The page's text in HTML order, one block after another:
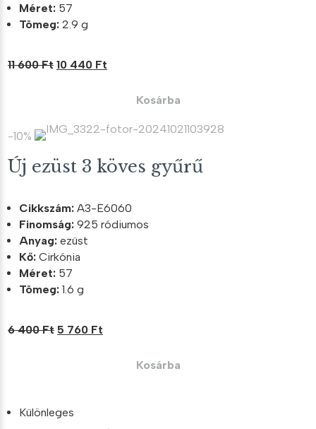
Méret: 57
Tömeg: 2.9 g
11 600Ft Original
600 Ft.
10 440 Ft
440 Ft.
Kosárba
-10%
Új ezüst 3 köves gyűrű
Cikkszám: A3-E6060
Finomság: 925 ródiumos
Anyag: ezüst
Kő: Cirkónia
Méret: 57
Tömeg: 1.6 g
6 400Ft Original
5 760 Ft
Kosárba
Különleges